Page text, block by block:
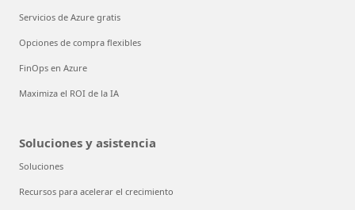
Servicios de Azure gratis
Opciones de compra flexibles
FinOps en Azure
Maximiza el ROI de la IA
Soluciones y asistencia
Soluciones
Recursos para acelerar el crecimiento